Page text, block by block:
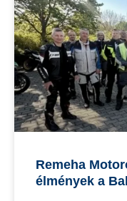
Remeha
élmények a